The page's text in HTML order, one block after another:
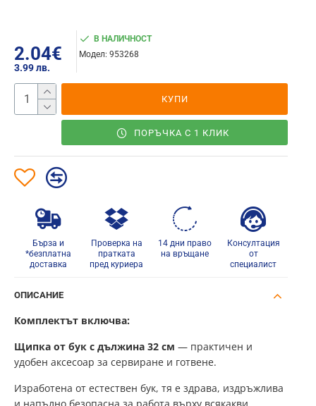
2.04€
3.99 лв.
В НАЛИЧНОСТ
Модел: 953268
КУПИ
ПОРЪЧКА С 1 КЛИК
Бърза и
*безплатна
доставка
Проверка на
пратката
пред куриера
14 дни право
на връщане
Консултация
от
специалист
ОПИСАНИЕ
Комплектът включва:
Щипка от бук с дължина 32 см — практичен и
удобен аксесоар за сервиране и готвене.
Изработена от естествен бук, тя е здрава, издръжлива